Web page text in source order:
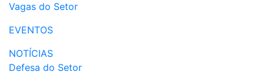
Vagas do Setor
EVENTOS
NOTÍCIAS
Defesa do Setor